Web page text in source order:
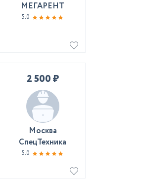
МЕГАРЕНТ
5.0
2 500 ₽
Москва
СпецТехника
5.0